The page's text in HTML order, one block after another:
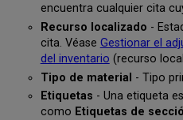
encuentra cualquier cita
Recurso localizado -
cita. Véase Gestionar el
del inventario (recurso
Tipo de material - Tipo
Etiquetas - Una etiqueta
como Etiquetas de